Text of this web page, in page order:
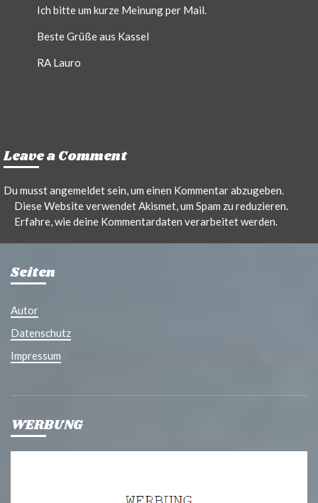
Ich bitte um kurze Meinung per Mail.
Beste Grüße aus Kassel
RA Lauro
Leave a Comment
Du musstangemeldetsein, um einen Kommentar abzugeben.
Diese Website verwendet Akismet, um Spam zu reduzieren.
Erfahre, wie deine Kommentardaten verarbeitet werden.
Seiten
Autor
Datenschutz
Impressum
WERBUNG